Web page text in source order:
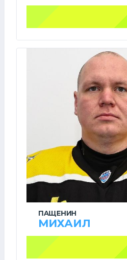
ПАЩЕНИН
МИХАИЛ